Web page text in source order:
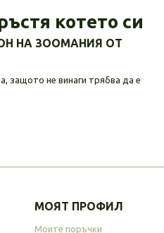
котето си
НА ЗООМАНИЯ ОТ
защото не винаги трябва да е
МОЯТ ПРОФИЛ
Моите поръчки